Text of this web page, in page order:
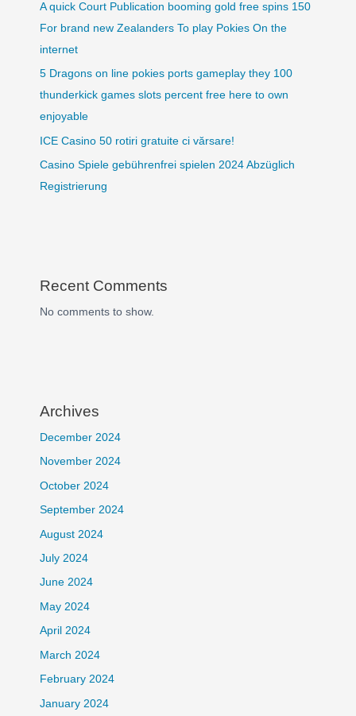
A quick Court Publication booming gold free spins 150
For brand new Zealanders To play Pokies On the
internet
5 Dragons on line pokies ports gameplay they 100
thunderkick games slots percent free here to own
enjoyable
ICE Casino 50 rotiri gratuite ci vărsare!
Casino Spiele gebührenfrei spielen 2024 Abzüglich
Registrierung
Recent Comments
No comments to show.
Archives
December 2024
November 2024
October 2024
September 2024
August 2024
July 2024
June 2024
May 2024
April 2024
March 2024
February 2024
January 2024